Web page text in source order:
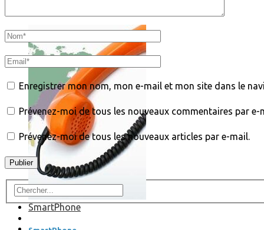
SmartPhone
Enregistrer mon nom, mon e-mail et mon site dans le
Prévenez-moi de tous les nouveaux commentaires par e-
Prévenez-moi de tous les nouveaux articles par e-mail.